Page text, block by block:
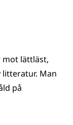
lättläst,
Man
på